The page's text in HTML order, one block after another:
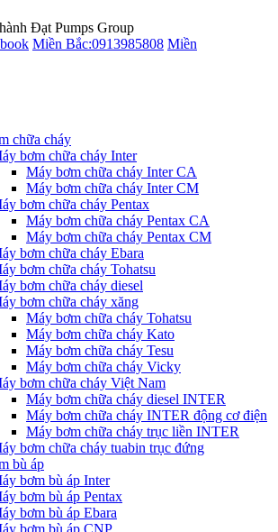
Đạt Pumps Group
Miền Bắc:0913985808 Miền
chữa cháy
bơm chữa cháy Inter
Máy bơm chữa cháy Inter CA
Máy bơm chữa cháy Inter CM
bơm chữa cháy Pentax
Máy bơm chữa cháy Pentax CA
Máy bơm chữa cháy Pentax CM
bơm chữa cháy Ebara
bơm chữa cháy Tohatsu
bơm chữa cháy diesel
bơm chữa cháy xăng
Máy bơm chữa cháy Tohatsu
Máy bơm chữa cháy Kato
Máy bơm chữa cháy Tesu
Máy bơm chữa cháy Vicky
bơm chữa cháy Việt Nam
Máy bơm chữa cháy diesel INTER
Máy bơm chữa cháy INTER động cơ điện
Máy bơm chữa cháy trục liền INTER
bơm chữa cháy tuabin trục đứng
bù áp
bơm bù áp Inter
bơm bù áp Pentax
bơm bù áp Ebara